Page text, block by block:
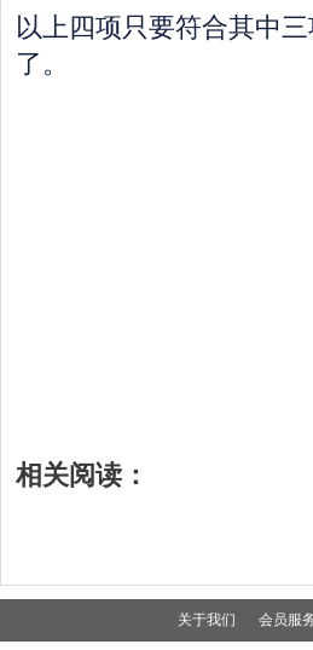
以上四项只要符合其中
了。
相关阅读：
关于我们 会员服